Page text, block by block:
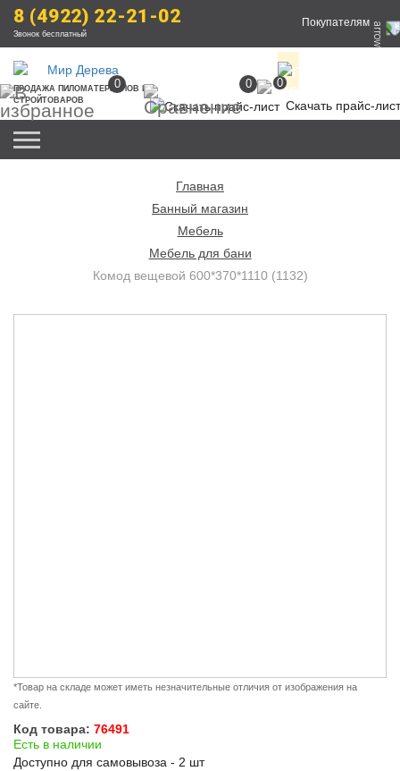
8 (4922) 22-21-02
Звонок бесплатный
Покупателям
ПРОДАЖА ПИЛОМАТЕРИАЛОВ И
СТРОЙТОВАРОВ
Скачать прайс-лист
0 0 0
Главная
Банный магазин
Мебель
Мебель для бани
Комод вещевой 600*370*1110 (1132)
*Товар на складе может иметь незначительные отличия от изображения на
сайте.
Код товара: 76491
Есть в наличии
Доступно для самовывоза - 2 шт